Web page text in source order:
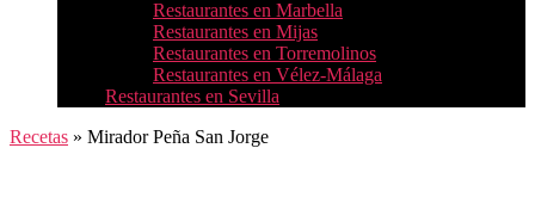
Restaurantes en Marbella
Restaurantes en Mijas
Restaurantes en Torremolinos
Restaurantes en Vélez-Málaga
Restaurantes en Sevilla
Recetas » Mirador Peña San Jorge